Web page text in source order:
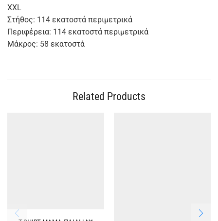
XXL
Στήθος: 114 εκατοστά περιμετρικά
Περιφέρεια: 114 εκατοστά περιμετρικά
Μάκρος: 58 εκατοστά
Related Products